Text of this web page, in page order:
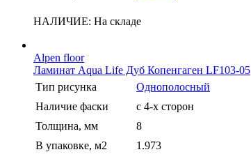
НАЛИЧИЕ: На складе
Alpen floor
Ламинат Aqua Life Дуб Копенгаген LF103-05
Тип рисунка
Однополосный
Наличие фаски
с 4-х сторон
Толщина, мм
8
В упаковке, м2
1.973